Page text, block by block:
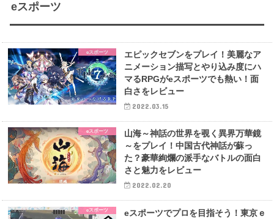
eスポーツ
eスポーツ
エピックセブンをプレイ！美麗なア
ニメーション描写とやり込み度にハ
マるRPGがeスポーツでも熱い！面
白さをレビュー
2022.03.15
eスポーツ
山海～神話の世界を覗く異界万華鏡
～をプレイ！中国古代神話が蘇っ
た？豪華絢爛の派手なバトルの面白
さと魅力をレビュー
2022.02.20
eスポーツ
eスポーツでプロを目指そう！東京ｅ